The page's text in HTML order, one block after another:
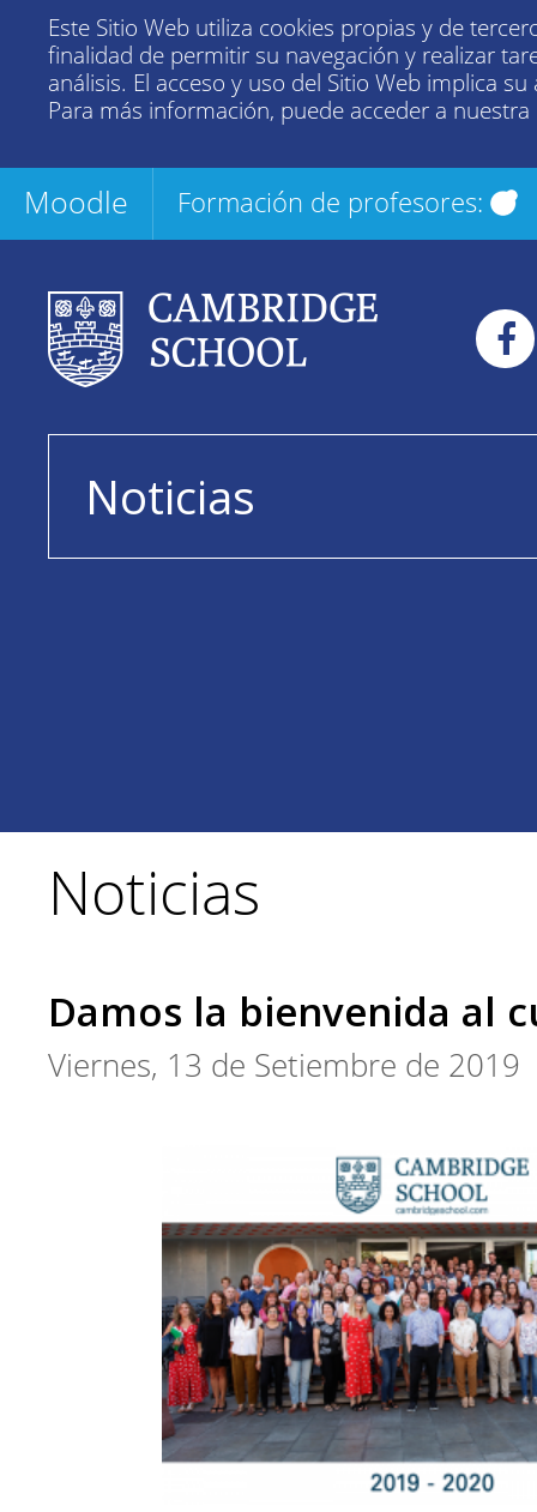
Este Sitio Web utiliza cookies propias y de
finalidad de permitir su navegación y realizar
análisis. El acceso y uso del Sitio Web implica su
Para más información, puede acceder a nuestra
Moodle Formación de profesores:
Noticias
Noticias
Damos la bienvenida al
Viernes, 13 de Setiembre de 2019